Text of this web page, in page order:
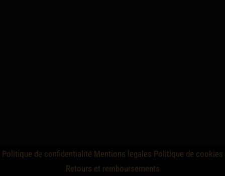
Politique de confidentialité Mentions legales Politique de cookies
Retours et remboursements